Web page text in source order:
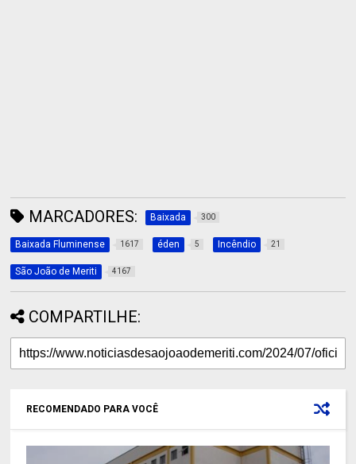
MARCADORES: Baixada 300
Baixada Fluminense 1617 éden 5 Incêndio 21
São João de Meriti 4167
COMPARTILHE:
RECOMENDADO PARA VOCÊ